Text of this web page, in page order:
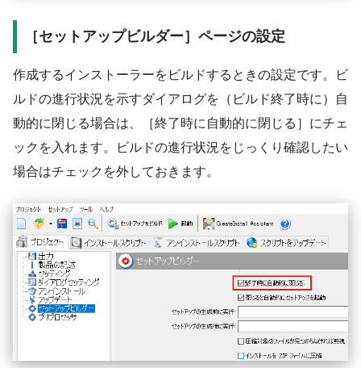
［セットアップビルダー］ページの設定
作成するインストーラーをビルドするときの設定です。ビ
ルドの進行状況を示すダイアログを（ビルド終了時に）自
動的に閉じる場合は、［終了時に自動的に閉じる］にチェ
ックを入れます。ビルドの進行状況をじっくり確認したい
場合はチェックを外しておきます。